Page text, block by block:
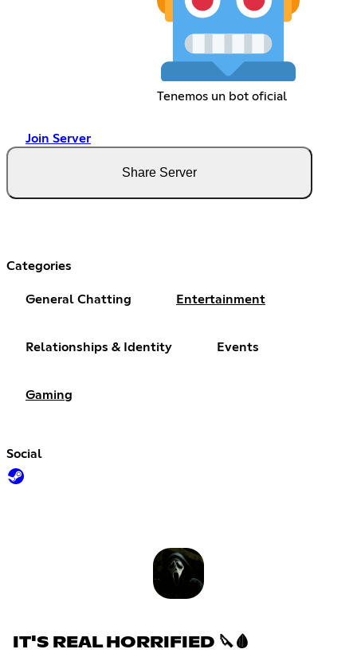
Tenemos un bot oficial
Join Server
Share Server
Categories
General Chatting Entertainment
Relationships & Identity Events
Gaming
Social
IT'S REAL HORRIFIED 🔪🩸